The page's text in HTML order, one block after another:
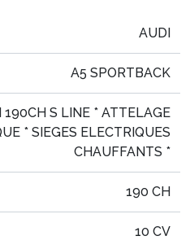
AUDI
A5 SPORTBACK
190CH S LINE * ATTELAGE
* SIEGES ELECTRIQUES
CHAUFFANTS *
190 CH
10 CV